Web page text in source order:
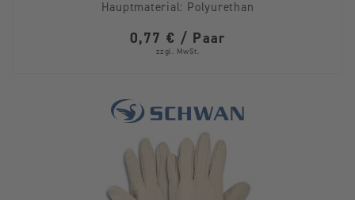
Hauptmaterial: Polyurethan
0,77 € / Paar
zzgl. MwSt.